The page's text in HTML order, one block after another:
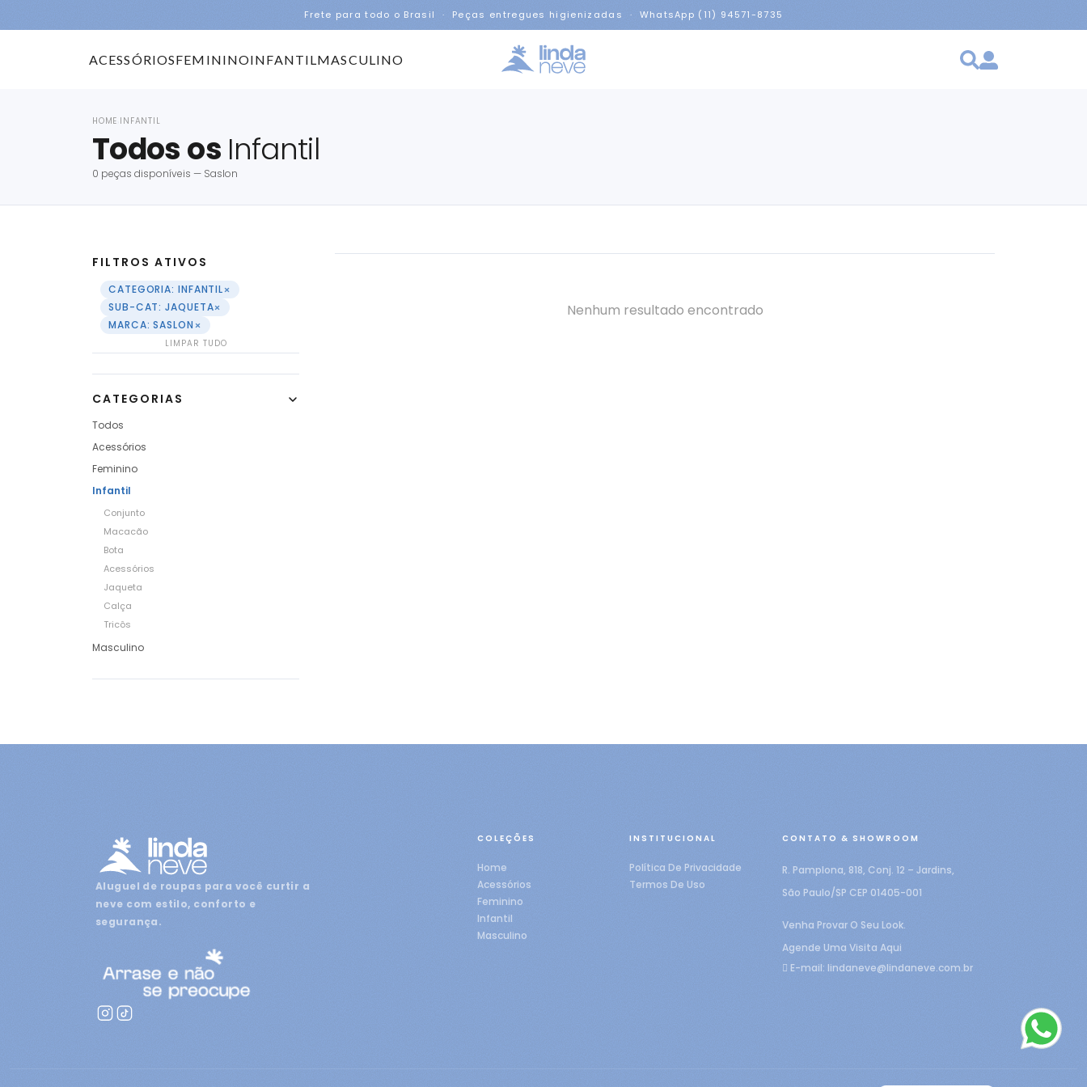
Frete para todo o Brasil · Peças entregues higienizadas · WhatsApp (11) 94571-8735
ACESSÓRIOSFEMININOINFANTILMASCULINO
HOME INFANTIL
Todos os Infantil
0 peças disponíveis — Saslon
FILTROS ATIVOS
CATEGORIA: INFANTIL×
SUB-CAT: JAQUETA×
MARCA: SASLON×
LIMPAR TUDO
CATEGORIAS
Todos
Acessórios
Feminino
Infantil
Conjunto
Macacão
Bota
Acessórios
Jaqueta
Calça
Tricôs
Masculino
Nenhum resultado encontrado
Aluguel de roupas para você curtir a
neve com estilo, conforto e
segurança.
COLEÇÕES
Home
Acessórios
Feminino
Infantil
Masculino
INSTITUCIONAL
Política De Privacidade
Termos De Uso
CONTATO & SHOWROOM
R. Pamplona, 818, Conj. 12 – Jardins,
São Paulo/SP CEP 01405-001
Venha Provar O Seu Look.
Agende Uma Visita Aqui
E-mail: lindaneve@lindaneve.com.br